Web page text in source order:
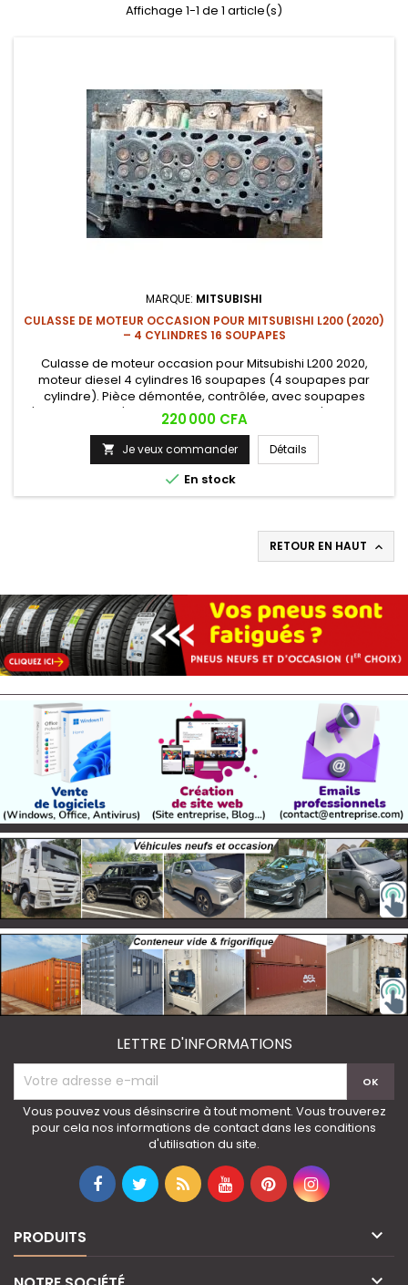
Affichage 1-1 de 1 article(s)
MARQUE: MITSUBISHI
CULASSE DE MOTEUR OCCASION POUR MITSUBISHI L200 (2020)
– 4 CYLINDRES 16 SOUPAPES
Culasse de moteur occasion pour Mitsubishi L200 2020,
moteur diesel 4 cylindres 16 soupapes (4 soupapes par
cylindre). Pièce démontée, contrôlée, avec soupapes
d'admission et d'échappement présentes. Face d'appui joint
de culasse visible sur image 2. Solution de remplacement
économique fiable pour remise en état de votre moteur L200
2020.
Prix
220 000 CFA
 Je veux commander Détails
 En stock
RETOUR EN HAUT 
LETTRE D'INFORMATIONS
Vous pouvez vous désinscrire à tout moment. Vous trouverez
pour cela nos informations de contact dans les conditions
d'utilisation du site.
PRODUITS 